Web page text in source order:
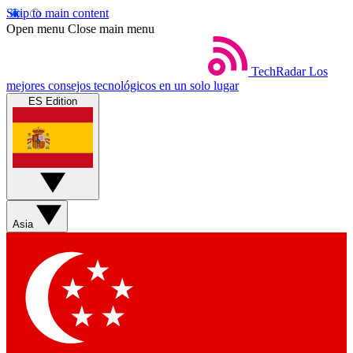
Skip to main content
Open menu Close main menu
TechRadar Los
mejores consejos tecnológicos en un solo lugar
ES Edition
Asia